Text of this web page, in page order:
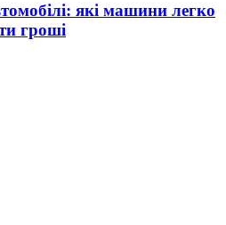
які машини легко
гроші